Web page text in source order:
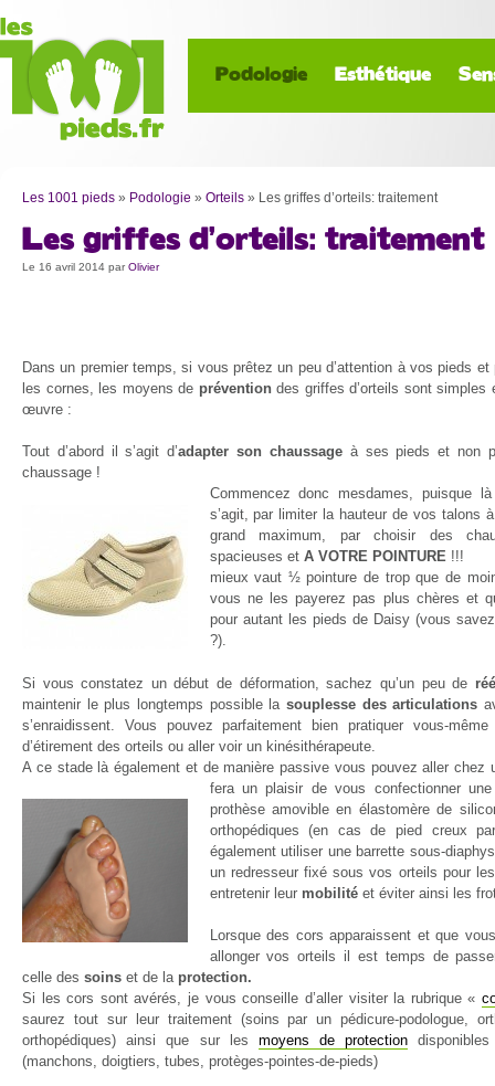
Podologie Esthétique
Les 1001 pieds » Podologie » Orteils » Les griffes d’orteils: traitement
Les griffes d’orteils: traitement
Le 16 avril 2014 parOlivier
Dans un premier temps, si vous prêtez un peu d’attention à vos pieds et
les cornes, les moyens de préventiondes griffes d’orteils sont simples
œuvre :
Tout d’abord il s’agit d’adapter son chaussageà ses pieds et non
chaussage !
Commencez donc mesdames, puisque
s’agit, par limiter la hauteur de vos talons
grand maximum, par choisir des
spacieuses et A VOTRE POINTURE!!!
mieux vaut ½ pointure de trop que de
vous ne les payerez pas plus chères et
pour autant les pieds de Daisy (vous
?).
Si vous constatez un début de déformation, sachez qu’un peu de
maintenir le plus longtemps possible la souplesse des articulations
s’enraidissent. Vous pouvez parfaitement bien pratiquer vous-
d’étirement des orteils ou aller voir un kinésithérapeute.
A ce stade là également et de manière passive vous pouvez aller chez
fera un plaisir de vous confectionner
prothèse amovible en élastomère de
orthopédiques (en cas de pied creux
également utiliser une barrette sous-
un redresseur fixé sous vos orteils pour
entretenir leur mobilitéet éviter ainsi les
Lorsque des cors apparaissent et que
allonger vos orteils il est temps de
celle des soins et de la protection.
Si les cors sont avérés, je vous conseille d’aller visiter la rubrique «
saurez tout sur leur traitement (soins par un pédicure-podologue,
orthopédiques) ainsi que sur les moyens de protection
(manchons, doigtiers, tubes, protèges-pointes-de-pieds)